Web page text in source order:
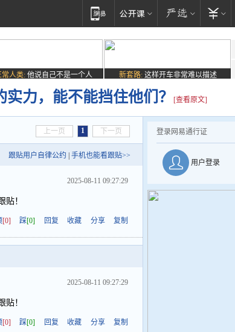
常人类: 他说自己不是一个人 新套路: 这样开车非常难以描述
力，能不能挡住他们？ [查看原文]
上一页 1 下一页
跟贴用户自律公约 手机也能看跟贴>>
2025-08-11 09:27:29
贴！
[0] 踩[0] 回复 收藏 分享 复制
2025-08-11 09:27:29
贴！
[0] 踩[0] 回复 收藏 分享 复制
登录网易通行证
用户登录